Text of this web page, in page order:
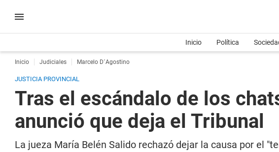
Inicio Política
Inicio Judiciales Marcelo D´Agostino
JUSTICIA PROVINCIAL
Tras el escándalo de los
anunció que deja el Tribunal
La jueza María Belén Salido rechazó dejar la causa por el